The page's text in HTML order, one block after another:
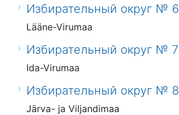
Избирательный округ № 6
Lääne-Virumaa
Избирательный округ № 7
Ida-Virumaa
Избирательный округ № 8
Järva- ja Viljandimaa